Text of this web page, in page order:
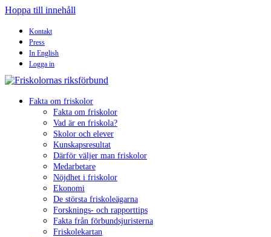
Hoppa till innehåll
Kontakt
Press
In English
Logga in
Fakta om friskolor
Fakta om friskolor
Vad är en friskola?
Skolor och elever
Kunskapsresultat
Därför väljer man friskolor
Medarbetare
Nöjdhet i friskolor
Ekonomi
De största friskoleägarna
Forsknings- och rapporttips
Fakta från förbundsjuristerna
Friskolekartan